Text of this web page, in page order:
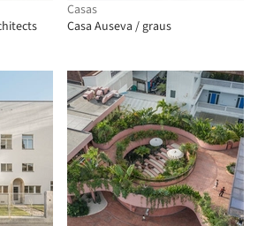
Casas
Casa Auseva / graus